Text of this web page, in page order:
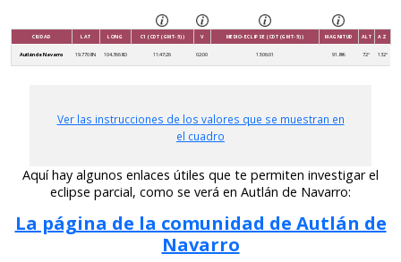
CIUDAD LAT LONG C1 (CDT (GMT-5)) V MEDIO-ECLIPSE (CDT (GMT-5)) MAGNITUD ALT AZ
Autlán de Navarro 19.7708N 104.3668O 11:47:26 02:00 13:06:01 91.8% 72° 132°
Ver las instrucciones de los valores que se muestran en
el cuadro
Aquí hay algunos enlaces útiles que te permiten investigar el
eclipse parcial, como se verá en Autlán de Navarro:
La página de la comunidad de Autlán de
Navarro